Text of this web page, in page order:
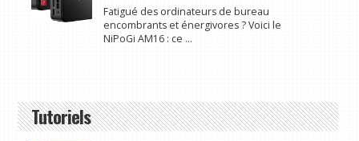
Fatigué des ordinateurs de bureau
encombrants et énergivores ? Voici le
NiPoGi AM16 : ce ...
Tutoriels